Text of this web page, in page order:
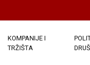
KOMPANIJE I
TRŽIŠTA